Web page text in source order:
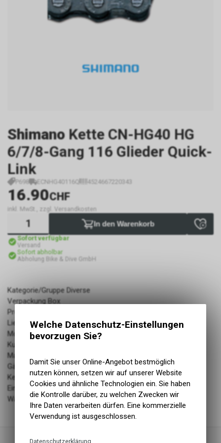
Shimano Kette CN-HG40 HG
6/7/8-Gang 116 Glieder Quick-
Link
P698 ECNHG40116Q 4524667220343
16.90CHF
inkl. MwSt., zzgl. Versandkosten
In den Warenkorb
Sofort verfügbar
Versand
Sofort abholbar
Abholung Bike & Dive GmbH
Kategorie/Gruppe Diverse
Verpackung Box
Produktbezeichnung Kette
Lieferumfang mit Kettenschloss SM-UG51
Modelljahr 2007
Kurzbezeichnung CN-HG40
Marke Shimano
Gänge 7/8-Gang
Kettenglieder 116
Einsatzbereich Allround
Warengruppe: Ketten
Welche Datenschutz-Einstellungen
bevorzugen Sie?
Damit Sie unser Online-Angebot bestmöglich
nutzen können, setzen wir auf unserer Website
Cookies und ähnliche Technologien ein. Sie haben
die Kontrolle darüber, zu welchen Zwecken wir
Ihre Daten verarbeiten dürfen. Eine kommerzielle
Verwendung ist ausgeschlossen.
Datenschutzerklärung